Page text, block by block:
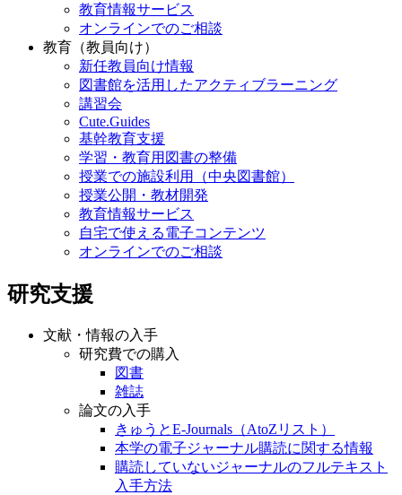
教育情報サービス
オンラインでのご相談
教育（教員向け）
新任教員向け情報
図書館を活用したアクティブラーニング
講習会
Cute.Guides
基幹教育支援
学習・教育用図書の整備
授業での施設利用（中央図書館）
授業公開・教材開発
教育情報サービス
自宅で使える電子コンテンツ
オンラインでのご相談
研究支援
文献・情報の入手
研究費での購入
図書
雑誌
論文の入手
きゅうとE-Journals（AtoZリスト）
本学の電子ジャーナル購読に関する情報
購読していないジャーナルのフルテキスト
入手方法